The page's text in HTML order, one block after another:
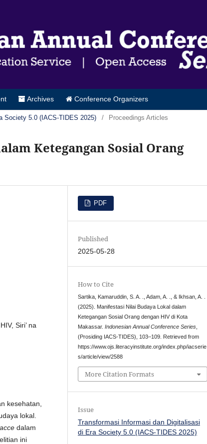
Archives Conference Organizers
Society 5.0 (IACS-TIDES 2025) / Proceedings Articles
Ketegangan Sosial Orang
Siri’ na
kesehatan,
lokal.
dalam
ini
PDF
Published
2025-05-28
How to Cite
Sartika, Kamaruddin, S. A. ., Adam, A. ., & Ikhsan, A. .
(2025). Manifestasi Nilai Budaya Lokal dalam
Ketegangan Sosial Orang dengan HIV di Kota
Makassar.Indonesian Annual Conference Series
(Prosiding IACS-TIDES), 103–109. Retrieved from
https://www.ojs.literacyinstitute.org/index.php/iacserie
s/article/view/2588
More Citation Formats
Issue
Transformasi Informasi dan Digitalisasi
di Era Society 5.0 (IACS-TIDES 2025)